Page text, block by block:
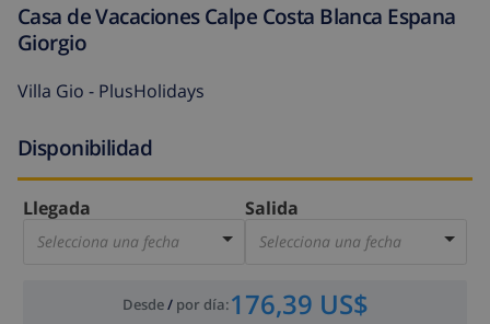
Casa de Vacaciones Calpe Costa Blanca Espana
Giorgio
Villa Gio - PlusHolidays
Disponibilidad
Llegada
Selecciona una fecha
Salida
Selecciona una fecha
Desde/ por día:176,39 US$